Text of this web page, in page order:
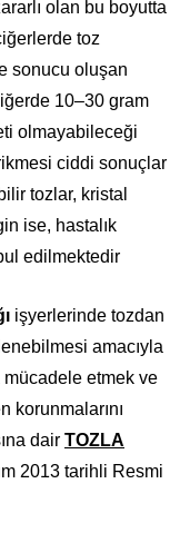
olan bu boyutta
toz
sonucu oluşan
10–30 gram
olmayabileceği
ciddi sonuçlar
tozlar, kristal
ise, hastalık
edilmektedir
işyerlerinde tozdan
amacıyla
etmek ve
korunmalarını
dair TOZLA
2013 tarihli Resmi